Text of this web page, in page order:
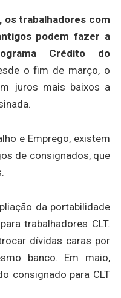
trabalhadores com
podem fazer a
Crédito do
o fim de março, o
juros mais baixos a
e Emprego, existem
de consignados, que
da portabilidade
trabalhadores CLT.
dívidas caras por
banco. Em maio,
consignado para CLT